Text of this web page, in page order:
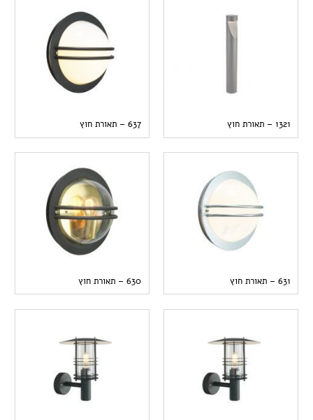
1321 – תאורת חוץ 637 – תאורת חוץ
631 – תאורת חוץ 630 – תאורת חוץ